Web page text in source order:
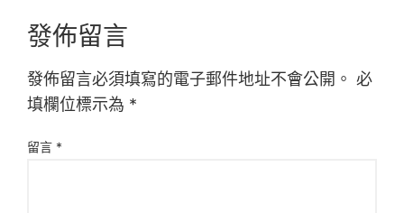
發佈留言
發佈留言必須填寫的電子郵件地址不會公開。 必
填欄位標示為 *
留言 *